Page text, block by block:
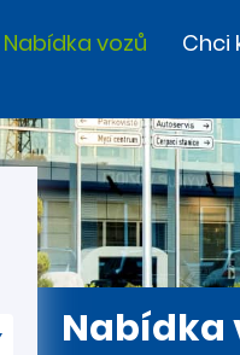
Nabídka vozů Chci
Nabídka